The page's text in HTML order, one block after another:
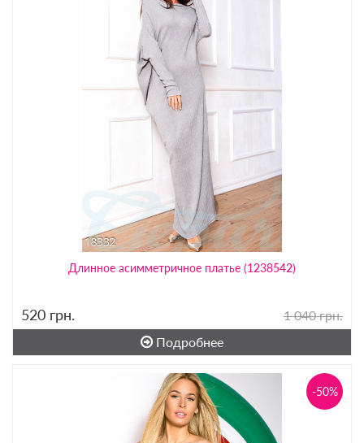
Длинное асимметричное платье (1238542)
520 грн.
1 040 грн.
Подробнее
-50%